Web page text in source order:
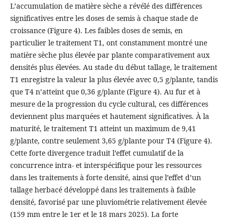
L’accumulation de matière sèche a révélé des différences
significatives entre les doses de semis à chaque stade de
croissance (Figure 4). Les faibles doses de semis, en
particulier le traitement T1, ont constamment montré une
matière sèche plus élevée par plante comparativement aux
densités plus élevées. Au stade du début tallage, le traitement
T1 enregistre la valeur la plus élevée avec 0,5 g/plante, tandis
que T4 n’atteint que 0,36 g/plante (Figure 4). Au fur et à
mesure de la progression du cycle cultural, ces différences
deviennent plus marquées et hautement significatives. À la
maturité, le traitement T1 atteint un maximum de 9,41
g/plante, contre seulement 3,65 g/plante pour T4 (Figure 4).
Cette forte divergence traduit l’effet cumulatif de la
concurrence intra- et interspécifique pour les ressources
dans les traitements à forte densité, ainsi que l’effet d’un
tallage herbacé développé dans les traitements à faible
densité, favorisé par une pluviométrie relativement élevée
(159 mm entre le 1er et le 18 mars 2025). La forte